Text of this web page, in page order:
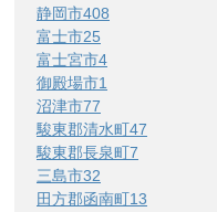
静岡市408
富士市25
富士宮市4
御殿場市1
沼津市77
駿東郡清水町47
駿東郡長泉町7
三島市32
田方郡函南町13